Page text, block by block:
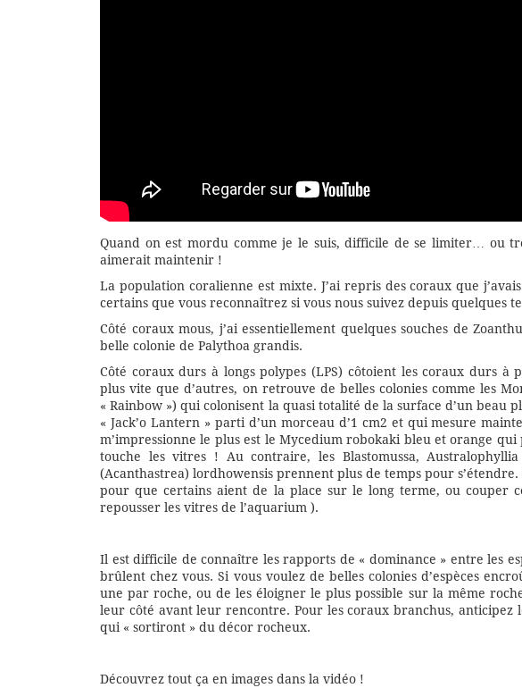
Quand on est mordu comme je le suis, difficile de se limiter… ou
aimerait maintenir !
La population coralienne est mixte. J’ai repris des coraux que
certains que vous reconnaîtrez si vous nous suivez depuis quelques
Côté coraux mous, j’ai essentiellement quelques souches de
belle colonie de Palythoa grandis.
Côté coraux durs à longs polypes (LPS) côtoient les coraux durs à
plus vite que d’autres, on retrouve de belles colonies comme les
« Rainbow ») qui colonisent la quasi totalité de la surface d’un beau
« Jack’o Lantern » parti d’un morceau d’1 cm2 et qui mesure
m’impressionne le plus est le Mycedium robokaki bleu et orange qui
touche les vitres ! Au contraire, les Blastomussa,
(Acanthastrea) lordhowensis prennent plus de temps pour
pour que certains aient de la place sur le long terme, ou couper
repousser les vitres de l’aquarium ).
Il est difficile de connaître les rapports de « dominance » entre les
brûlent chez vous. Si vous voulez de belles colonies d’espèces
une par roche, ou de les éloigner le plus possible sur la même
leur côté avant leur rencontre. Pour les coraux branchus, anticipez
qui « sortiront » du décor rocheux.
Découvrez tout ça en images dans la vidéo !